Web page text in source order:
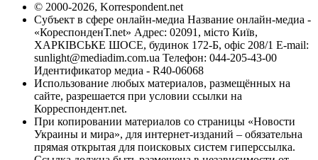
© 2000-2026, Korrespondent.net
Субъект в сфере онлайн-медиа Название онлайн-медиа -
«КореспонденТ.net» Адрес: 02091, місто Київ,
ХАРКІВСЬКЕ ШОСЕ, будинок 172-Б, офіс 208/1 E-mail:
sunlight@mediadim.com.ua Телефон: 044-205-43-00
Идентификатор медиа - R40-06068
Использование любых материалов, размещённых на
сайте, разрешается при условии ссылки на
Корреспондент.net.
При копировании материалов со страницы «Новости
Украины и мира», для интернет-изданий – обязательна
прямая открытая для поисковых систем гиперссылка.